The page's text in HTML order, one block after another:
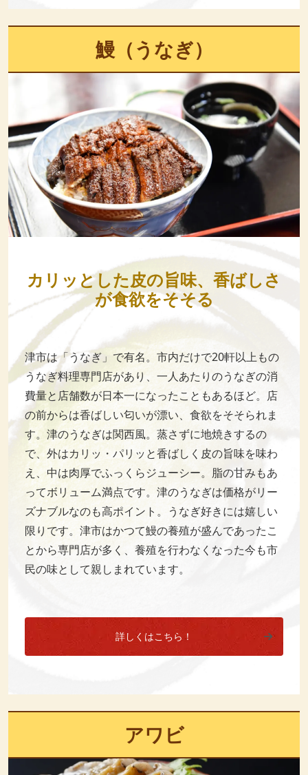
鰻（うなぎ）
カリッとした皮の旨味、香ばしさ
が食欲をそそる
津市は「うなぎ」で有名。市内だけで20軒以上もの
うなぎ料理専門店があり、一人あたりのうなぎの消
費量と店舗数が日本一になったこともあるほど。店
の前からは香ばしい匂いが漂い、食欲をそそられま
す。津のうなぎは関西風。蒸さずに地焼きするの
で、外はカリッ・パリッと香ばしく皮の旨味を味わ
え、中は肉厚でふっくらジューシー。脂の甘みもあ
ってボリューム満点です。津のうなぎは価格がリー
ズナブルなのも高ポイント。うなぎ好きには嬉しい
限りです。津市はかつて鰻の養殖が盛んであったこ
とから専門店が多く、養殖を行わなくなった今も市
民の味として親しまれています。
詳しくはこちら！
アワビ